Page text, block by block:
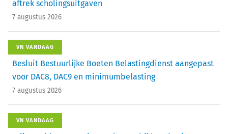
aftrek scholingsuitgaven
7 augustus 2026
VN VANDAAG
Besluit Bestuurlijke Boeten Belastingdienst aangepast
voor DAC8, DAC9 en minimumbelasting
7 augustus 2026
VN VANDAAG